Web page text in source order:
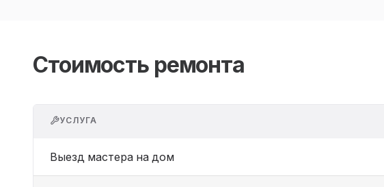
Стоимость ремонта
УСЛУГА
Выезд мастера на дом